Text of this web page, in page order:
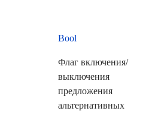
Bool
Флаг включения/
выключения
предложения
альтернативных